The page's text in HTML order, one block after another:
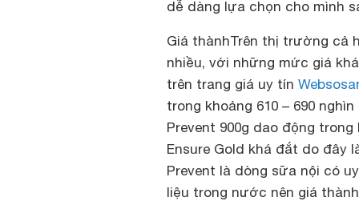
dễ dàng lựa chọn cho mình
Giá thànhTrên thị trường cả
nhiều, với những mức giá
trên trang giá uy tín
trong khoảng 610 – 690
Prevent 900g dao động
Ensure Gold khá đắt do đây
Prevent là dòng sữa nội có
liệu trong nước nên giá